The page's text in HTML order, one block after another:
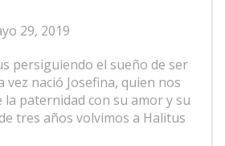
29, 2019
persiguiendo el sueño de ser
vez nació Josefina, quien nos
paternidad con su amor y su
tres años volvimos a Halitus